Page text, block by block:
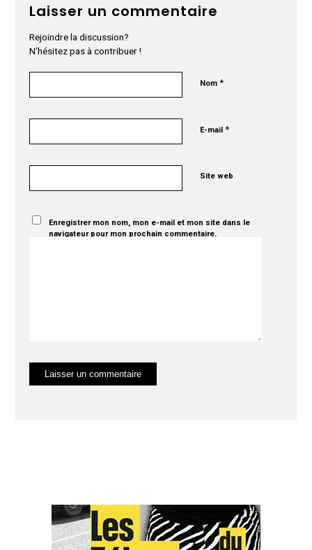
Laisser un commentaire
Rejoindre la discussion?
N’hésitez pas à contribuer !
Nom*
E-mail*
Site web
Enregistrer mon nom, mon e-mail et mon site dans le
navigateur pour mon prochain commentaire.